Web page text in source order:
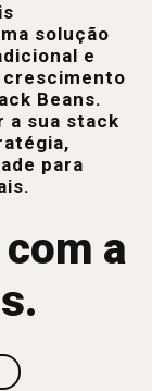
solução
e
crescimento
Beans.
a sua stack
para
a